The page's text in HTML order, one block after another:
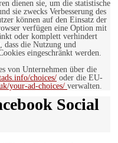
dienen sie, um die statistische
sie zwecks Verbesserung des
können auf den Einsatz der
verfügen eine Option mit
oder komplett verhindert
die Nutzung und
eingeschränkt werden.
von Unternehmen über die
choices/ oder die EU-
your-ad-choices/ verwalten.
Social